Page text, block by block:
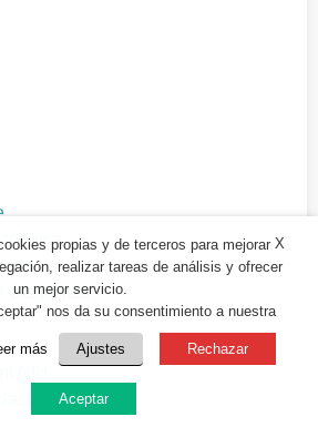
Cervantes
X
propias y de terceros para mejorar
realizar tareas de análisis y ofrecer
un mejor servicio.
nos da su consentimiento a nuestra
más Ajustes Rechazar
Aceptar